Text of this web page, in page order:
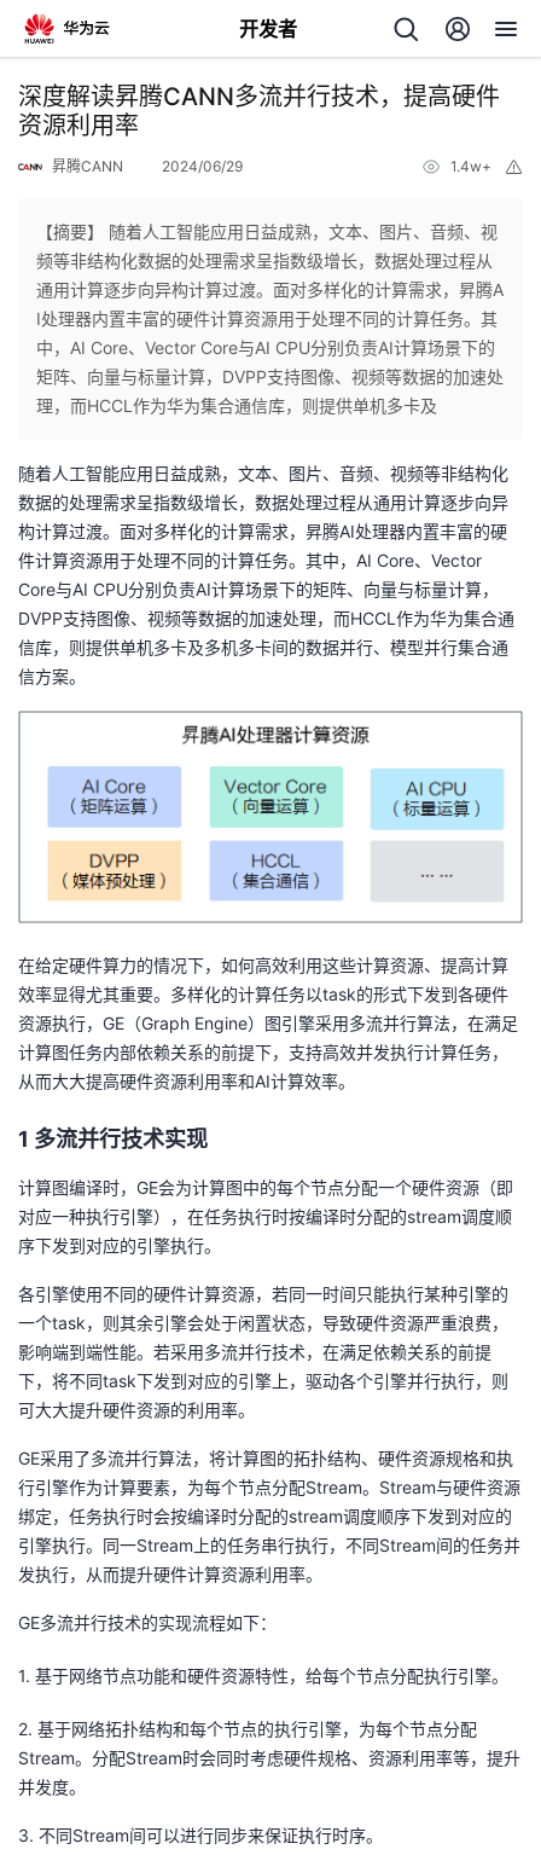
开发者
返
回
个
人
主
页
我
的
开
发
者
我
坛
圈
的
播
我
活
动
的
关
我
的
者
学
堂
我
的
课
程
我
的
认
证
我
的
实
我
的
藏
我
支
持
我
的
技
术
支
持
我
的
云
声
建
深度解读昇腾CANN多流并行技术，提高硬件
资源利用率
昇腾CANN 2024/06/29 1.4w+
【摘要】 随着人工智能应用日益成熟，文本、图片、音频、视
频等非结构化数据的处理需求呈指数级增长，数据处理过程从
通用计算逐步向异构计算过渡。面对多样化的计算需求，昇腾A
I处理器内置丰富的硬件计算资源用于处理不同的计算任务。其
中，AI Core、Vector Core与AI CPU分别负责AI计算场景下的
矩阵、向量与标量计算，DVPP支持图像、视频等数据的加速处
理，而HCCL作为华为集合通信库，则提供单机多卡及
随着人工智能应用日益成熟，文本、图片、音频、视频等非结构化
数据的处理需求呈指数级增长，数据处理过程从通用计算逐步向异
构计算过渡。面对多样化的计算需求，昇腾AI处理器内置丰富的硬
件计算资源用于处理不同的计算任务。其中，AI Core、Vector
Core与AI CPU分别负责AI计算场景下的矩阵、向量与标量计算，
DVPP支持图像、视频等数据的加速处理，而HCCL作为华为集合通
信库，则提供单机多卡及多机多卡间的数据并行、模型并行集合通
信方案。
在给定硬件算力的情况下，如何高效利用这些计算资源、提高计算
效率显得尤其重要。多样化的计算任务以task的形式下发到各硬件
资源执行，GE（Graph Engine）图引擎采用多流并行算法，在满足
计算图任务内部依赖关系的前提下，支持高效并发执行计算任务，
从而大大提高硬件资源利用率和AI计算效率。
1 多流并行技术实现
计算图编译时，GE会为计算图中的每个节点分配一个硬件资源（即
对应一种执行引擎），在任务执行时按编译时分配的stream调度顺
序下发到对应的引擎执行。
各引擎使用不同的硬件计算资源，若同一时间只能执行某种引擎的
一个task，则其余引擎会处于闲置状态，导致硬件资源严重浪费，
影响端到端性能。若采用多流并行技术，在满足依赖关系的前提
下，将不同task下发到对应的引擎上，驱动各个引擎并行执行，则
可大大提升硬件资源的利用率。
GE采用了多流并行算法，将计算图的拓扑结构、硬件资源规格和执
行引擎作为计算要素，为每个节点分配Stream。Stream与硬件资源
绑定，任务执行时会按编译时分配的stream调度顺序下发到对应的
引擎执行。同一Stream上的任务串行执行，不同Stream间的任务并
发执行，从而提升硬件计算资源利用率。
GE多流并行技术的实现流程如下：
1. 基于网络节点功能和硬件资源特性，给每个节点分配执行引擎。
2. 基于网络拓扑结构和每个节点的执行引擎，为每个节点分配
Stream。分配Stream时会同时考虑硬件规格、资源利用率等，提升
并发度。
3. 不同Stream间可以进行同步来保证执行时序。